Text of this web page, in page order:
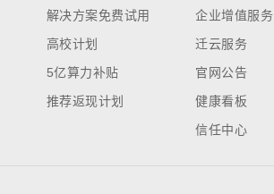
解决方案免费试用
高校计划
5亿算力补贴
推荐返现计划
企业增值服务
迁云服务
官网公告
健康看板
信任中心